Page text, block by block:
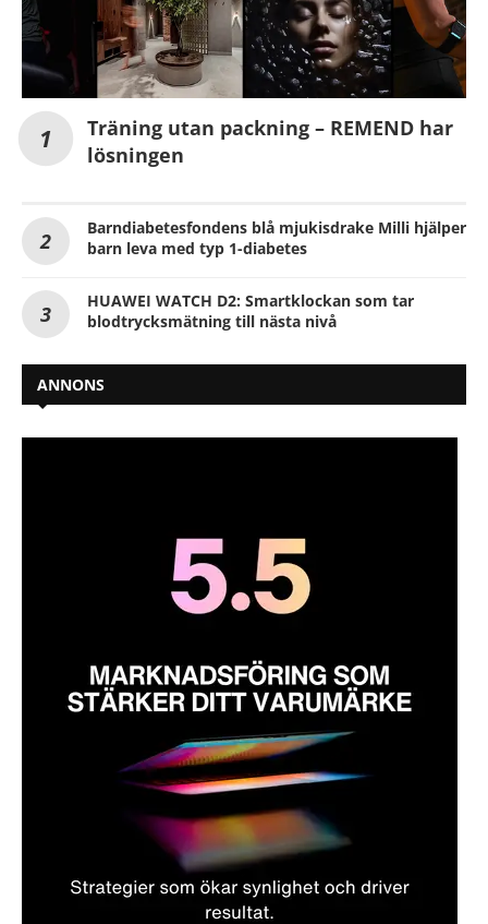
Träning utan packning – REMEND har
lösningen
Barndiabetesfondens blå mjukisdrake Milli hjälper
barn leva med typ 1-diabetes
HUAWEI WATCH D2: Smartklockan som tar
blodtrycksmätning till nästa nivå
ANNONS